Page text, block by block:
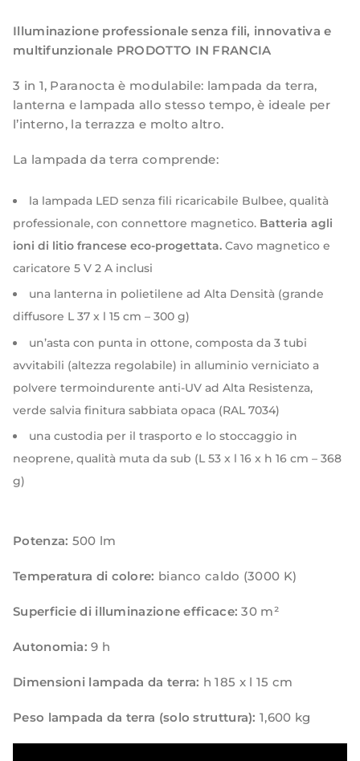
Illuminazione professionale senza fili, innovativa e
multifunzionale PRODOTTO IN FRANCIA
3 in 1, Paranocta è modulabile: lampada da terra,
lanterna e lampada allo stesso tempo, è ideale per
l’interno, la terrazza e molto altro.
La lampada da terra comprende:
la lampada LED senza fili ricaricabile Bulbee, qualità
professionale, con connettore magnetico. Batteria agli
ioni di litio francese eco-progettata. Cavo magnetico e
caricatore 5 V 2 A inclusi
una lanterna in polietilene ad Alta Densità (grande
diffusore L 37 x l 15 cm – 300 g)
un’asta con punta in ottone, composta da 3 tubi
avvitabili (altezza regolabile) in alluminio verniciato a
polvere termoindurente anti-UV ad Alta Resistenza,
verde salvia finitura sabbiata opaca (RAL 7034)
una custodia per il trasporto e lo stoccaggio in
neoprene, qualità muta da sub (L 53 x l 16 x h 16 cm – 368
g)
Potenza: 500 lm
Temperatura di colore: bianco caldo (3000 K)
Superficie di illuminazione efficace: 30 m²
Autonomia: 9 h
Dimensioni lampada da terra: h 185 x l 15 cm
Peso lampada da terra (solo struttura): 1,600 kg